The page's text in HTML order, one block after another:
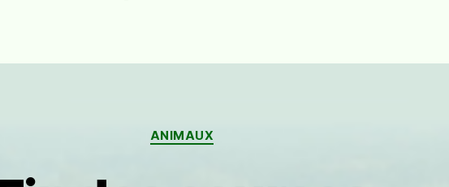
Catégories
ANIMAUX